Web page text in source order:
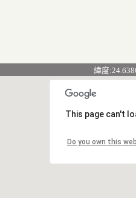
緯度
This page can't
Do you own this